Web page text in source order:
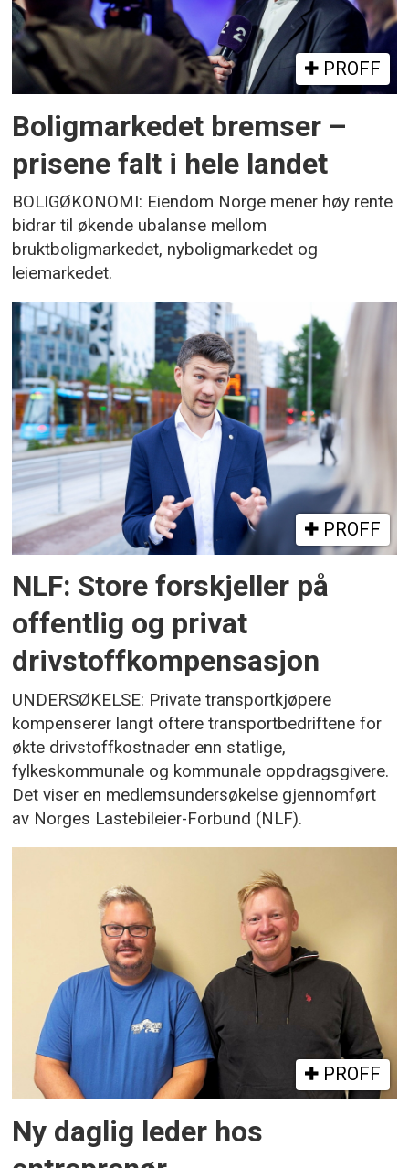
PROFF
Boligmarkedet bremser –
prisene falt i hele landet
BOLIGØKONOMI: Eiendom Norge mener høy rente
bidrar til økende ubalanse mellom
bruktboligmarkedet, nyboligmarkedet og
leiemarkedet.
PROFF
NLF: Store forskjeller på
offentlig og privat
drivstoffkompensasjon
UNDERSØKELSE: Private transportkjøpere
kompenserer langt oftere transportbedriftene for
økte drivstoffkostnader enn statlige,
fylkeskommunale og kommunale oppdragsgivere.
Det viser en medlemsundersøkelse gjennomført
av Norges Lastebileier-Forbund (NLF).
PROFF
Ny daglig leder hos